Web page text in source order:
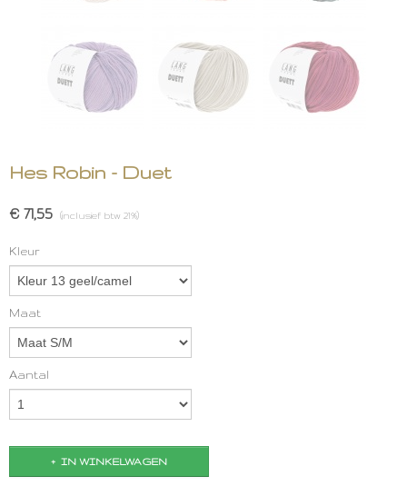
Hes Robin - Duet
€ 71,55 (inclusief btw 21%)
Kleur
Maat
Aantal
IN WINKELWAGEN